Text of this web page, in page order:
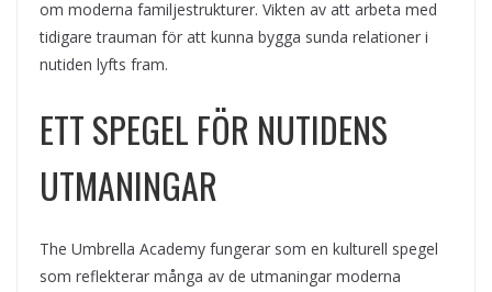
om moderna familjestrukturer. Vikten av att arbeta med
tidigare trauman för att kunna bygga sunda relationer i
nutiden lyfts fram.
ETT SPEGEL FÖR NUTIDENS
UTMANINGAR
The Umbrella Academy fungerar som en kulturell spegel
som reflekterar många av de utmaningar moderna